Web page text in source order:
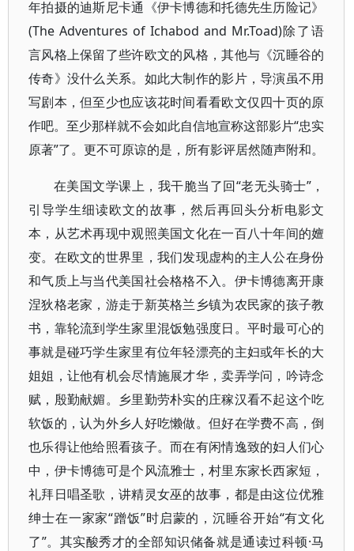
年拍摄的迪斯尼卡通《伊卡博德和托德先生历险记》
(The Adventures of Ichabod and Mr.Toad)除了语
言风格上保留了些许欧文的风格，其他与《沉睡谷的
传奇》没什么关系。如此大制作的影片，导演虽不用
写剧本，但至少也应该花时间看看欧文仅四十页的原
作吧。至少那样就不会如此自信地宣称这部影片“忠实
原著”了。更不可原谅的是，所有影评居然随声附和。
在美国文学课上，我干脆当了回“老无头骑士”，
引导学生细读欧文的故事，然后再回头分析电影文
本，从艺术再现中观照美国文化在一百八十年间的嬗
变。在欧文的世界里，我们发现虚构的主人公在身份
和气质上与当代美国社会格格不入。伊卡博德离开康
涅狄格老家，游走于新英格兰乡镇为农民家的孩子教
书，靠轮流到学生家里混饭勉强度日。平时最可心的
事就是碰巧学生家里有位年轻漂亮的主妇或年长的大
姐姐，让他有机会尽情施展才华，卖弄学问，吟诗念
赋，殷勤献媚。乡里勤劳朴实的庄稼汉看不起这个吃
软饭的，认为外乡人好吃懒做。但好在学费不高，倒
也乐得让他给照看孩子。而在有闲情逸致的妇人们心
中，伊卡博德可是个风流雅士，村里东家长西家短，
礼拜日唱圣歌，讲精灵女巫的故事，都是由这位优雅
绅士在一家家“蹭饭”时启蒙的，沉睡谷开始“有文化
了”。其实酸秀才的全部知识储备就是通读过科顿·马